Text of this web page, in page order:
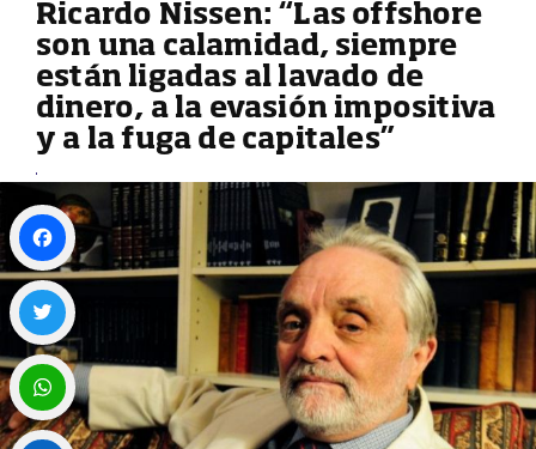
Ricardo Nissen: “Las offshore
son una calamidad, siempre
están ligadas al lavado de
dinero, a la evasión impositiva
y a la fuga de capitales”
Facebook
Twitter
WhatsApp